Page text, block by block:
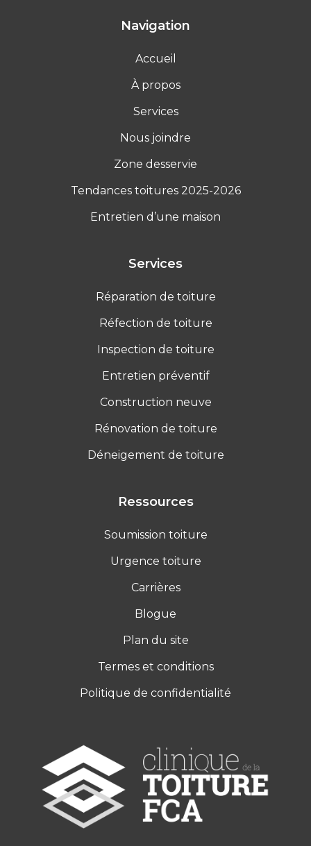
Navigation
Accueil
À propos
Services
Nous joindre
Zone desservie
Tendances toitures 2025-2026
Entretien d’une maison
Services
Réparation de toiture
Réfection de toiture
Inspection de toiture
Entretien préventif
Construction neuve
Rénovation de toiture
Déneigement de toiture
Ressources
Soumission toiture
Urgence toiture
Carrières
Blogue
Plan du site
Termes et conditions
Politique de confidentialité